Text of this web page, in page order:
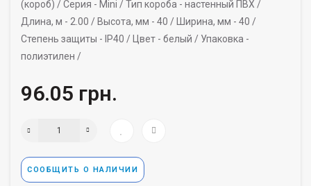
(короб) /Серия - Mini /Тип короба - настенный ПВХ /
Длина, м - 2.00 / Высота, мм - 40 / Ширина, мм - 40 /
Степень защиты - IP40 / Цвет - белый / Упаковка -
полиэтилен /
96.05 грн.
СООБЩИТЬ О НАЛИЧИИ